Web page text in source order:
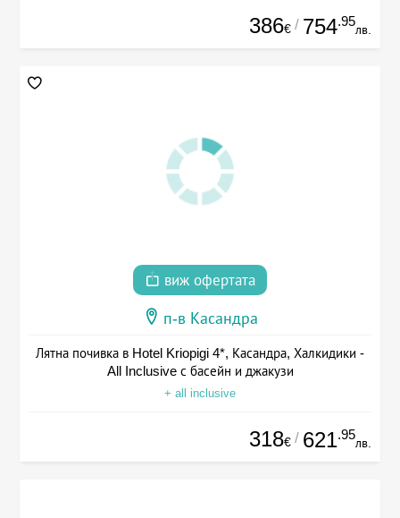
386€ / 754.95
лв.
виж офертата
п-в Касандра
Лятна почивка в Hotel Kriopigi 4*, Касандра, Халкидики -
All Inclusive с басейн и джакузи
+ all inclusive
318€ / 621.95
лв.